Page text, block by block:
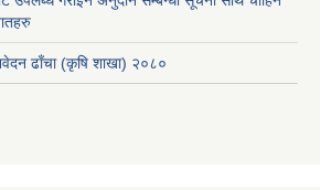
ढाँचा (कृषि शाखा) २०८०